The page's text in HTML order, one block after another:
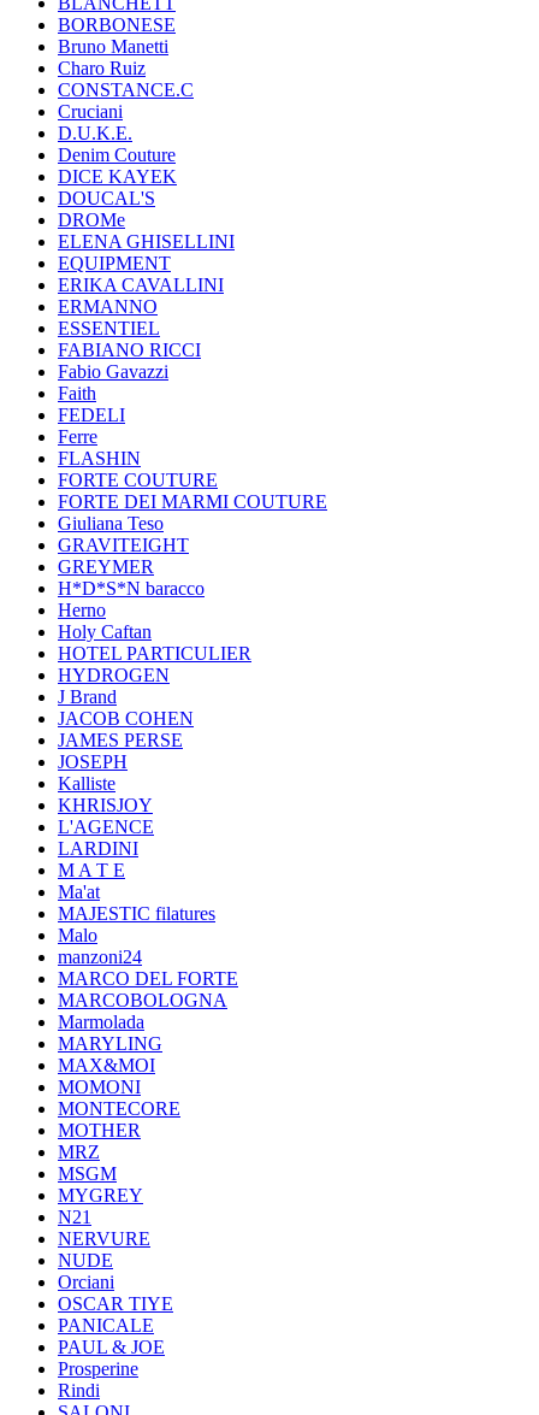
BORBONESE
Bruno Manetti
Charo Ruiz
CONSTANCE.C
Cruciani
D.U.K.E.
Denim Couture
DICE KAYEK
DOUCAL'S
DROMe
ELENA GHISELLINI
EQUIPMENT
ERIKA CAVALLINI
ERMANNO
ESSENTIEL
FABIANO RICCI
Fabio Gavazzi
Faith
FEDELI
Ferre
FLASHIN
FORTE COUTURE
FORTE DEI MARMI COUTURE
Giuliana Teso
GRAVITEIGHT
GREYMER
H*D*S*N baracco
Herno
Holy Caftan
HOTEL PARTICULIER
HYDROGEN
J Brand
JACOB COHEN
JAMES PERSE
JOSEPH
Kalliste
KHRISJOY
L'AGENCE
LARDINI
M A T E
Ma'at
MAJESTIC filatures
Malo
manzoni24
MARCO DEL FORTE
MARCOBOLOGNA
Marmolada
MARYLING
MAX&MOI
MOMONI
MONTECORE
MOTHER
MRZ
MSGM
MYGREY
N21
NERVURE
NUDE
Orciani
OSCAR TIYE
PANICALE
PAUL & JOE
Prosperine
Rindi